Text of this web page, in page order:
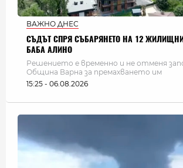
ВАЖНО ДНЕС
СЪДЪТ СПРЯ СЪБАРЯНЕТО НА 12
БАБА АЛИНО
Решението е временно и не отменя
Община Варна за премахването им
15:25 - 06.08.2026